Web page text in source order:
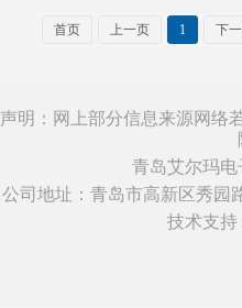
首页 上一页 1 下
声明：网上部分信息来源网络
青岛艾尔玛电
公司地址：青岛市高新区秀园
技术支持